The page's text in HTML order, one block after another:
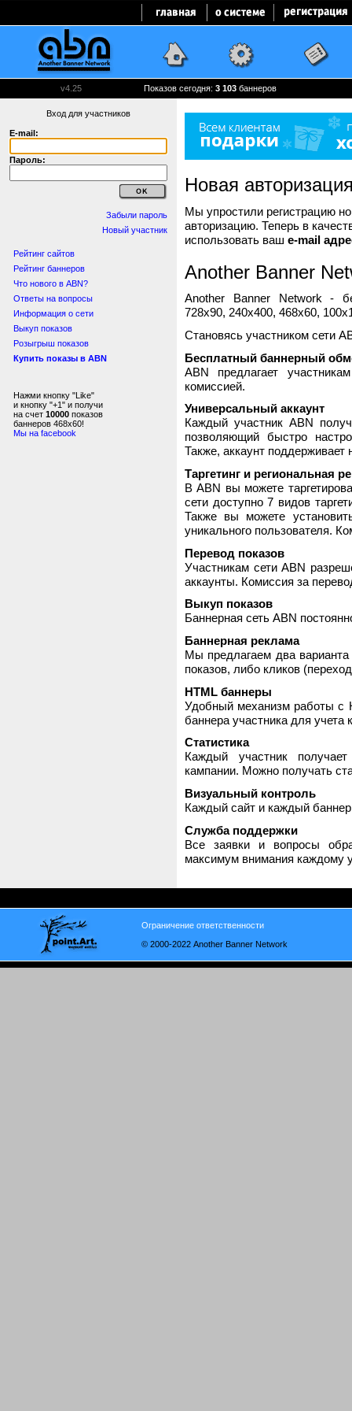
v4.25 Показов сегодня: 3 103 баннеров
Вход для участников
E-mail:
Пароль:
Забыли пароль
Новый участник
Рейтинг сайтов
Рейтинг баннеров
Что нового в ABN?
Ответы на вопросы
Информация о сети
Выкуп показов
Розыгрыш показов
Купить показы в ABN
Нажми кнопку "Like"
и кнопку "+1" и получи
на счет 10000 показов
баннеров 468x60!
Мы на facebook
Новая
Мы упростили регистрацию
авторизацию. Теперь в
использовать ваш e-mail
Another Banner
Another Banner Network -
728x90, 240x400, 468x60,
Становясь участником сети
Бесплатный баннерный
ABN предлагает
комиссией.
Универсальный аккаунт
Каждый участник ABN
позволяющий быстро
Также, аккаунт поддерживает
Таргетинг и региональная
В ABN вы можете
сети доступно 7 видов
Также вы можете
уникального пользователя.
Перевод показов
Участникам сети ABN
аккаунты. Комиссия за
Выкуп показов
Баннерная сеть ABN
Баннерная реклама
Мы предлагаем два
показов, либо кликов
HTML баннеры
Удобный механизм работы с
баннера участника для
Статистика
Каждый участник
кампании. Можно получать
Визуальный контроль
Каждый сайт и каждый
Служба поддержки
Все заявки и вопросы
максимум внимания каждому
Ограничение ответственности
© 2000-2022 Another Banner Network